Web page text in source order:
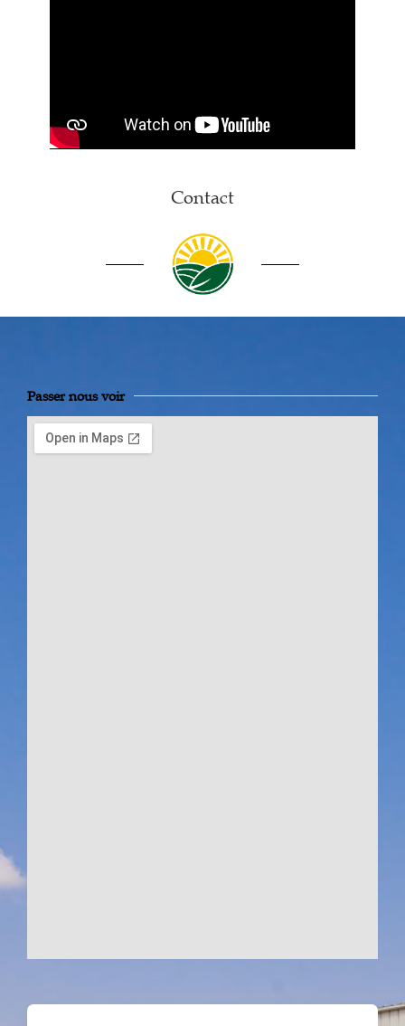
Contact
Passer nous voir